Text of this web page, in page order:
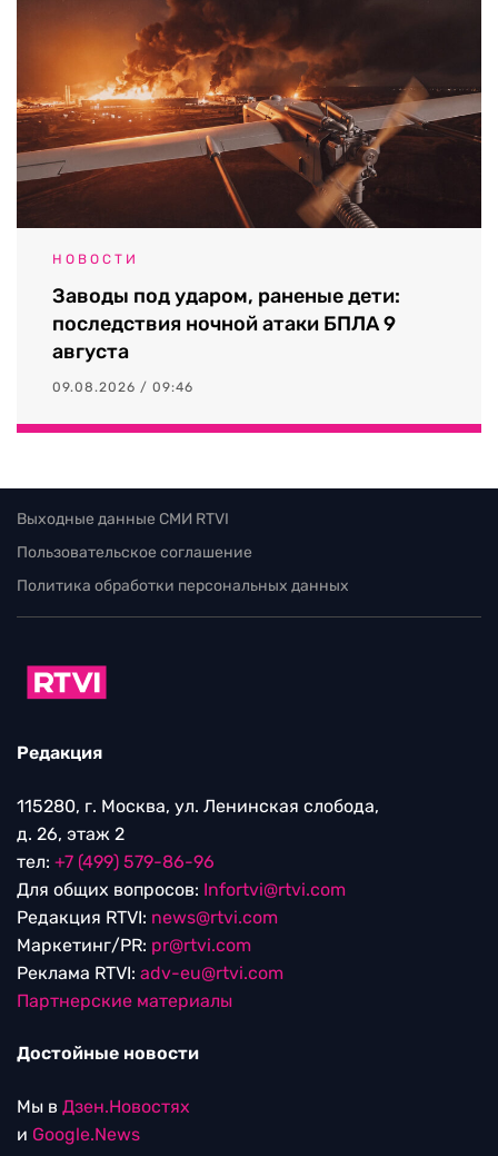
НОВОСТИ
Заводы под ударом, раненые дети:
последствия ночной атаки БПЛА 9
августа
09.08.2026 / 09:46
Выходные данные СМИ RTVI
Пользовательское соглашение
Политика обработки персональных данных
Редакция
115280, г. Москва, ул. Ленинская слобода,
д. 26, этаж 2
тел: +7 (499) 579-86-96
Для общих вопросов: Infortvi@rtvi.com
Редакция RTVI: news@rtvi.com
Маркетинг/PR: pr@rtvi.com
Реклама RTVI: adv-eu@rtvi.com
Партнерские материалы
Достойные новости
Мы в Дзен.Новостях
и Google.News